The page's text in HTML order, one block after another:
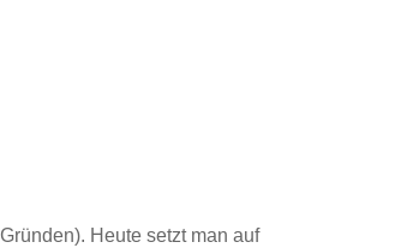
Heute setzt man auf